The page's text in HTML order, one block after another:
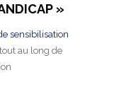
»
sensibilisation
au long de